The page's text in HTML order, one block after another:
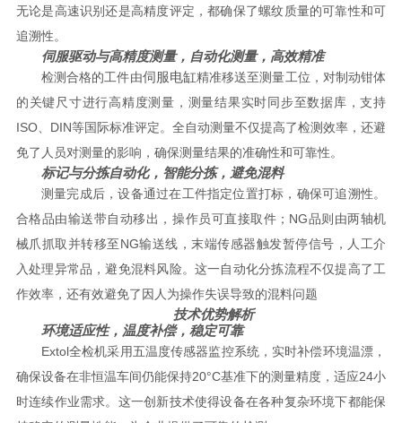
无论是高速识别还是高精度评定，都确保了螺纹质量的可靠性和可
追溯性。
伺服驱动与高精度测量，自动化测量，高效精准
检测合格的工件由伺服电缸精准移送至测量工位，对制动钳体
的关键尺寸进行高精度测量，测量结果实时同步至数据库，支持
ISO、DIN等国际标准评定。全自动测量不仅提高了检测效率，还避
免了人员对测量的影响，确保测量结果的准确性和可靠性。
标记与分拣自动化，智能分拣，避免混料
测量完成后，设备通过在工件指定位置打标，确保可追溯性。
合格品由输送带自动移出，操作员可直接取件；NG品则由两轴机
械爪抓取并转移至NG输送线，末端传感器触发暂停信号，人工介
入处理异常品，避免混料风险。这一自动化分拣流程不仅提高了工
作效率，还有效避免了因人为操作失误导致的混料问题
技术优势解析
环境适应性，温度补偿，稳定可靠
Extol全检机采用五温度传感器监控系统，实时补偿环境温漂，
确保设备在非恒温车间仍能保持20°C基准下的测量精度，适应24小
时连续作业需求。这一创新技术使得设备在各种复杂环境下都能保